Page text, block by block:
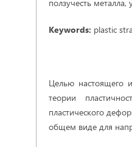
ползучесть
Keywords: plastic
Целью настоящего
теории
пластического
общем виде для